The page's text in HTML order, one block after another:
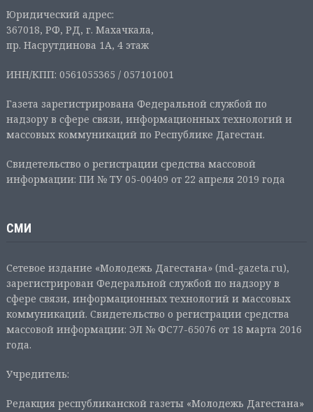
Юридический адрес:
367018, РФ, РД, г. Махачкала,
пр. Насрутдинова 1А, 4 этаж
ИНН/КПП: 0561055365 / 057101001
Газета зарегистрирована Федеральной службой по
надзору в сфере связи, информационных технологий и
массовых коммуникаций по Республике Дагестан.
Свидетельство о регистрации средства массовой
информации: ПИ № ТУ 05-00409 от 22 апреля 2019 года
СМИ
Сетевое издание «Молодежь Дагестана» (md-gazeta.ru),
зарегистрирован Федеральной службой по надзору в
сфере связи, информационных технологий и массовых
коммуникаций. Свидетельство о регистрации средства
массовой информации: ЭЛ № ФС77-65076 от 18 марта 2016
года.
Учредитель:
Редакция республиканской газеты «Молодежь Дагестана»